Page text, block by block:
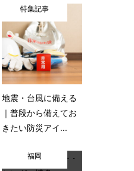
特集記事
地震・台風に備える
｜普段から備えてお
きたい防災アイ...
福岡